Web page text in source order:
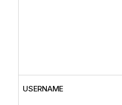
USERNAME